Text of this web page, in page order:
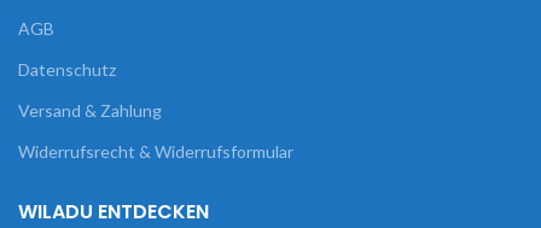
AGB
Datenschutz
Versand & Zahlung
Widerrufsrecht & Widerrufsformular
WILADU ENTDECKEN